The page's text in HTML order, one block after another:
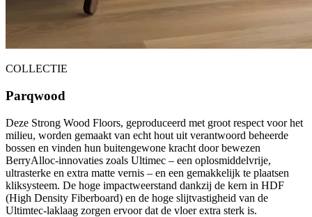
COLLECTIE
Parqwood
Deze Strong Wood Floors, geproduceerd met groot respect voor het
milieu, worden gemaakt van echt hout uit verantwoord beheerde
bossen en vinden hun buitengewone kracht door bewezen
BerryAlloc-innovaties zoals Ultimec – een oplosmiddelvrije,
ultrasterke en extra matte vernis – en een gemakkelijk te plaatsen
kliksysteem. De hoge impactweerstand dankzij de kern in HDF
(High Density Fiberboard) en de hoge slijtvastigheid van de
Ultimtec-laklaag zorgen ervoor dat de vloer extra sterk is.